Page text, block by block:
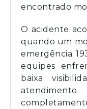
encontrado
O acidente
quando um
emergência
equipes
baixa